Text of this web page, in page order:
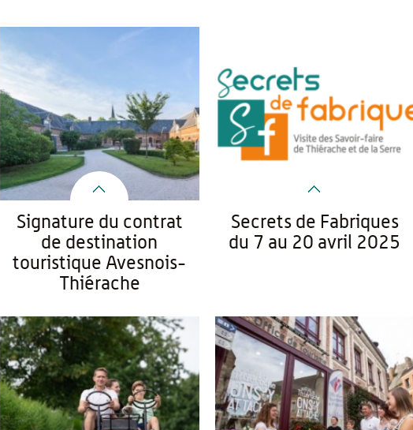
Signature du contrat
de destination
touristique Avesnois-
Thiérache
Secrets de Fabriques
du 7 au 20 avril 2025